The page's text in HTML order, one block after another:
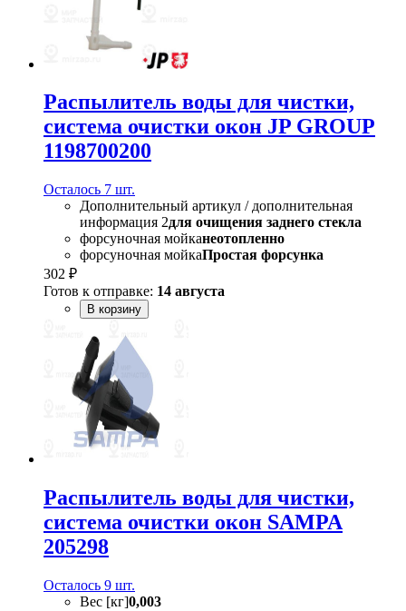
Распылитель воды для чистки,
система очистки окон JP GROUP
1198700200
Осталось 7 шт.
Дополнительный артикул / дополнительная
информация 2для очищения заднего стекла
форсуночная мойканеотопленно
форсуночная мойкаПростая форсунка
302 ₽
Готов к отправке: 14 августа
В корзину
Распылитель воды для чистки,
система очистки окон SAMPA
205298
Осталось 9 шт.
Вес [кг]0,003